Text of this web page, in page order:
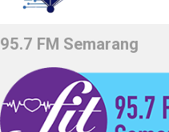
95.7 FM Semarang